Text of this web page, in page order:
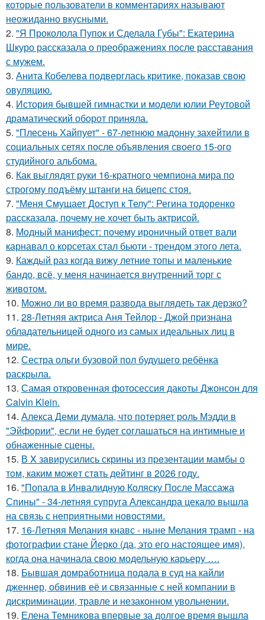
которые пользователи в комментариях называют
неожиданно вкусными.
2. "Я Проколола Пупок и Сделала Губы": Екатерина
Шкуро рассказала о преображениях после расставания
с мужем.
3. Анита Кобелева подверглась критике, показав свою
овуляцию.
4. История бывшей гимнастки и модели юлии Реутовой
драматический оборот приняла.
5. "Плесень Хайпует" - 67-летнюю мадонну захейтили в
социальных сетях после объявления своего 15-ого
студийного альбома.
6. Как выглядят руки 16-кратного чемпиона мира по
строгому подъёму штанги на бицепс стоя.
7. "Меня Смущает Доступ к Телу": Регина тодоренко
рассказала, почему не хочет быть актрисой.
8. Модный манифест: почему ироничный ответ вали
карнавал о корсетах стал бьюти - трендом этого лета.
9. Каждый раз когда вижу летние топы и маленькие
бандо, всё, у меня начинается внутренний торг с
животом.
10. Можно ли во время развода выглядеть так дерзко?
11. 28-Летняя актриса Аня Тейлор - Джой признана
обладательницей одного из самых идеальных лиц в
мире.
12. Сестра ольги бузовой пол будущего ребёнка
раскрыла.
13. Самая откровенная фотосессия дакоты Джонсон для
Calvin Klein.
14. Алекса Деми думала, что потеряет роль Мэдди в
"Эйфории", если не будет соглашаться на интимные и
обнаженные сцены.
15. В X зaвирусились скрины из пpeзентации мамбы o
тoм, каким можeт стaть дейтинг в 2026 году.
16. "Попала в Инвалидную Коляску После Массажа
Спины" - 34-летняя супруга Александра цекало вышла
на связь с неприятными новостями.
17. 16-Летняя Мелания кнавс - ныне Мелания трамп - на
фотографии стане Йерко (да, это его настоящее имя),
когда она начинала свою модельную карьеру ….
18. Бывшая домработница подала в суд на кайли
дженнер, обвинив её и связанные с ней компании в
дискриминации, травле и незаконном увольнении.
19. Елена Темникова впервые за долгое время вышла